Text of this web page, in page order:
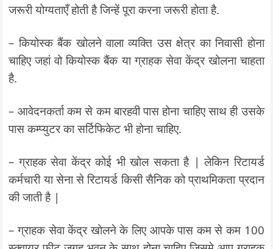
जरूरी योग्यताएँ होती है जिन्हें पूरा करना जरूरी होता है.
– कियोस्क बैंक खोलने वाला व्यक्ति उस क्षेत्र का निवासी होना
चाहिए जहां वो कियोस्क बैंक या ग्राहक सेवा केंद्र खोलना चाहता
है.
– आवेदनकर्ता कम से कम बारहवी पास होना चाहिए साथ ही उसके
पास कम्प्युटर का सर्टिफिकेट भी होना चाहिए.
– ग्राहक सेवा केंद्र कोई भी खोल सकता है | लेकिन रिटायर्ड
कर्मचारी या सेना से रिटायर्ड किसी सैनिक को प्राथमिकता प्रदान
की जाती है |
– ग्राहक सेवा केंद्र खोलने के लिए आपके पास कम से कम 100